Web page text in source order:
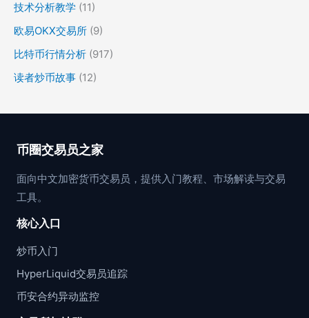
技术分析教学 (11)
欧易OKX交易所 (9)
比特币行情分析 (917)
读者炒币故事 (12)
币圈交易员之家
面向中文加密货币交易员，提供入门教程、市场解读与交易
工具。
核心入口
炒币入门
HyperLiquid交易员追踪
币安合约异动监控